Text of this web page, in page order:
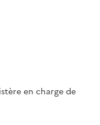
en charge de